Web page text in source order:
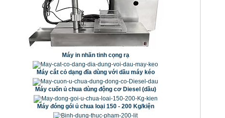
Máy in nhãn tinh cọng rạ
Máy cắt cỏ dạng đĩa dùng với dầu máy kéo
Máy cuốn ủ chua dùng động cơ Diesel (dầu)
Máy đóng gói ủ chua loại 150 - 200 Kg/kiện